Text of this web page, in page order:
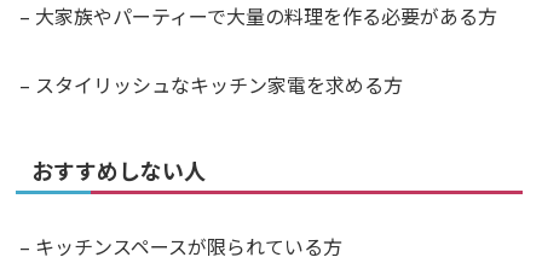
– 大家族やパーティーで大量の料理を作る必要がある方
– スタイリッシュなキッチン家電を求める方
おすすめしない人
– キッチンスペースが限られている方